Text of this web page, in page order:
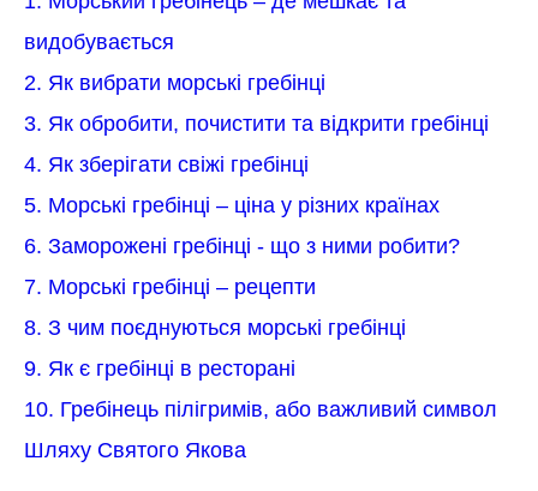
видобувається
2. Як вибрати морські гребінці
3. Як обробити, почистити та відкрити гребінці
4. Як зберігати свіжі гребінці
5. Морські гребінці – ціна у різних країнах
6. Заморожені гребінці - що з ними робити?
7. Морські гребінці – рецепти
8. З чим поєднуються морські гребінці
9. Як є гребінці в ресторані
10. Гребінець пілігримів, або важливий символ
Шляху Святого Якова